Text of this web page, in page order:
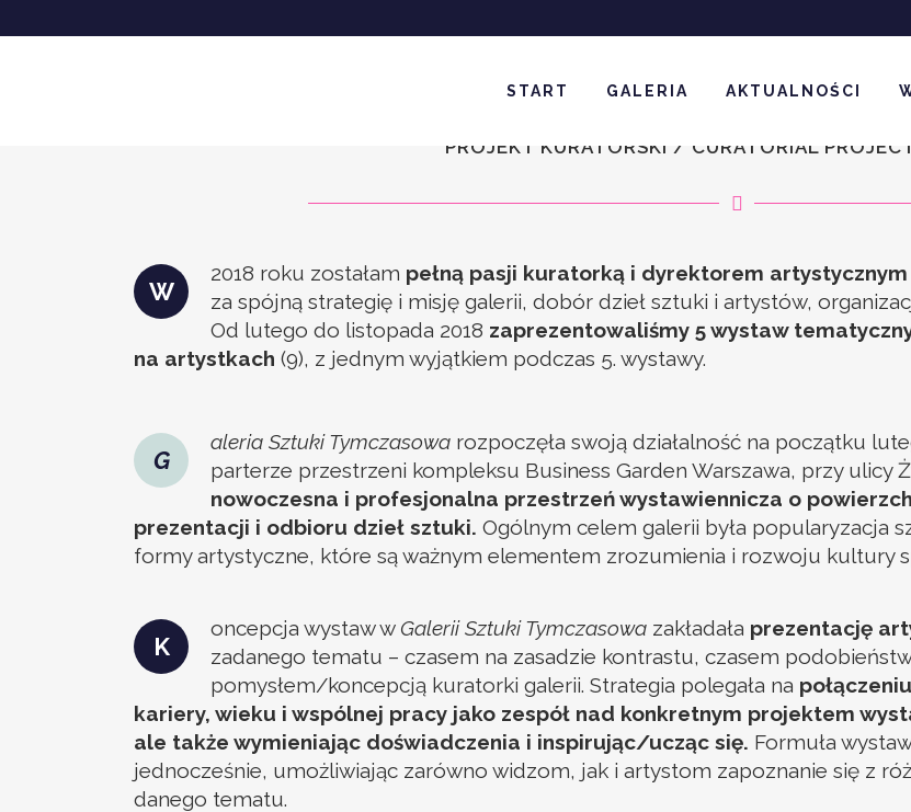
START GALERIA AKTUALNOŚCI
Kuratorka Galerii / Art
PROJEKT KURATORSKI / CURATORIAL
W
2018 roku zostałam pełną pasji kuratorką i dyrektorem artystycznym
za spójną strategię i misję galerii, dobór dzieł sztuki i artystów,
Od lutego do listopada 2018 zaprezentowaliśmy 5 wystaw
na artystkach (9), z jednym wyjątkiem podczas 5. wystawy.
G
aleria Sztuki Tymczasowa rozpoczęła swoją działalność na początku
parterze przestrzeni kompleksu Business Garden Warszawa, przy ulicy
nowoczesna i profesjonalna przestrzeń wystawiennicza o
prezentacji i odbioru dzieł sztuki. Ogólnym celem galerii była popularyzacja
formy artystyczne, które są ważnym elementem zrozumienia i rozwoju kultury
K
oncepcja wystaw w Galerii Sztuki Tymczasowa zakładała prezentację
zadanego tematu – czasem na zasadzie kontrastu, czasem
pomysłem/koncepcją kuratorki galerii. Strategia polegała na
kariery, wieku i wspólnej pracy jako zespół nad konkretnym projektem
ale także wymieniając doświadczenia i inspirując/ucząc się. Formuła
jednocześnie, umożliwiając zarówno widzom, jak i artystom zapoznanie się z
danego tematu.